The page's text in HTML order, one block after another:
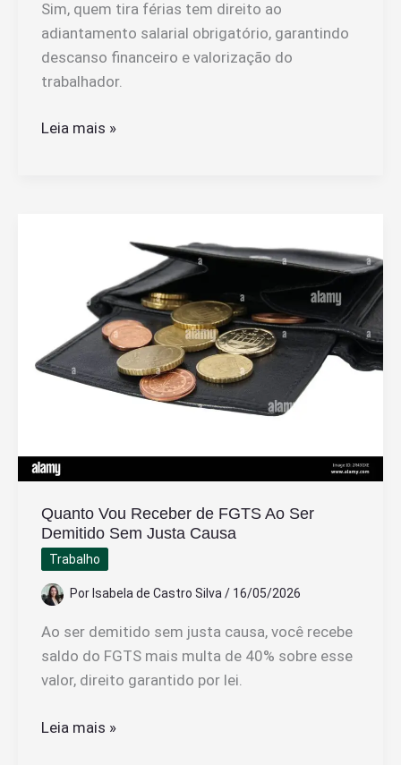
Sim, quem tira férias tem direito ao
adiantamento salarial obrigatório, garantindo
descanso financeiro e valorização do
trabalhador.
Quem
Leia mais »
Quanto Vou Receber de FGTS Ao Ser
Demitido Sem Justa Causa
Trabalho
Por Isabela de Castro Silva / 16/05/2026
Ao ser demitido sem justa causa, você recebe
saldo do FGTS mais multa de 40% sobre esse
valor, direito garantido por lei.
Quanto
Leia mais »